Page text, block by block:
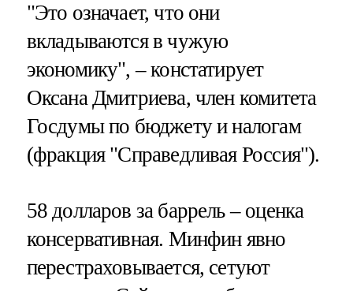
"Это означает, что они
вкладываются в чужую
экономику", – констатирует
Оксана Дмитриева, член комитета
Госдумы по бюджету и налогам
(фракция "Справедливая Россия").
58 долларов за баррель – оценка
консервативная. Минфин явно
перестраховывается, сетуют